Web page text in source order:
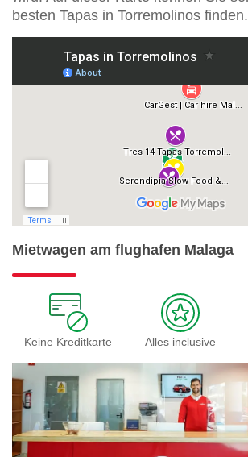
besten Tapas in Torremolinos finden.
Mietwagen am flughafen Malaga
Keine Kreditkarte Alles inclusive